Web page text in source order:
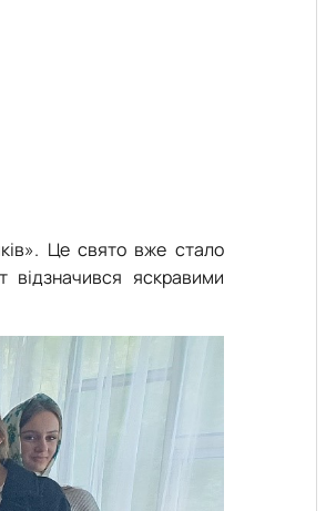
Це свято вже стало
відзначився яскравими